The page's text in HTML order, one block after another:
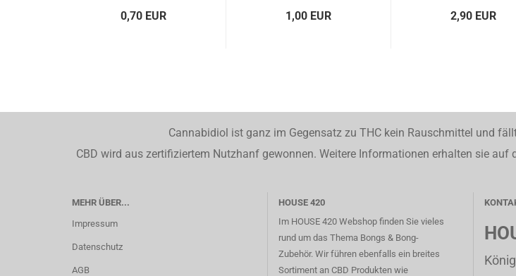
0,70 EUR 1,00 EUR 2,90 EUR
Cannabidiol ist ganz im Gegensatz zu THC kein Rauschmittel und
CBD wird aus zertifiziertem Nutzhanf gewonnen. Weitere Informationen erhalten sie auf
MEHR ÜBER...
Impressum
Datenschutz
AGB
HOUSE 420
Im HOUSE 420 Webshop finden Sie vieles
rund um das Thema Bongs & Bong-
Zubehör. Wir führen ebenfalls ein breites
Sortiment an CBD Produkten wie